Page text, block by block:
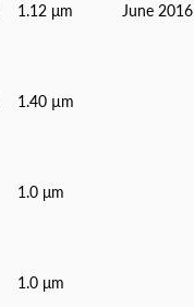
1.12 μm June 2016
1.40 µm
1.0 μm
1.0 μm